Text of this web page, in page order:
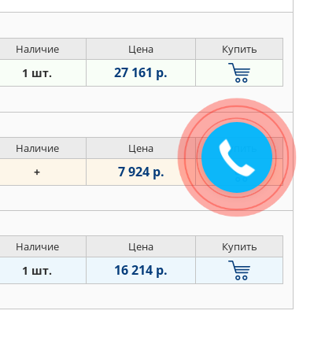
Наличие Цена Купить
1 шт. 27 161 р.
Наличие Цена Купить
+ 7 924 р.
Наличие Цена Купить
1 шт. 16 214 р.